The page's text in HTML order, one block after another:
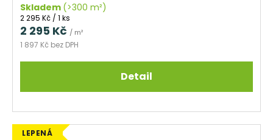
Skladem (>300 m²)
1 897 Kč bez DPH
2 295 Kč / m²
Měrná
cena:
2 295 Kč / 1 ks
Detail
LEPENÁ